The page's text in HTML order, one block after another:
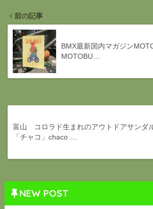
前の記事
BMX最新国内マガジン
MOTOBU…
富山 コロラド生まれのアウトドアサンダ
「チャコ」chaco …
NEW POST